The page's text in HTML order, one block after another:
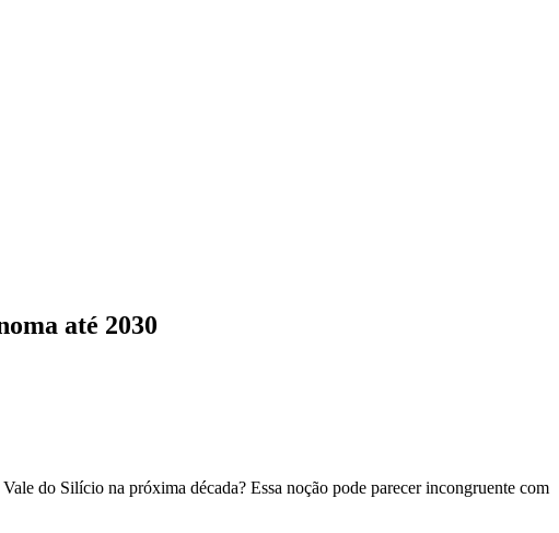
até 2030
do Silício na próxima década? Essa noção pode parecer incongruente com